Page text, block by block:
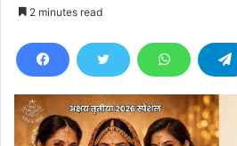
d
e
m
2 minutes read